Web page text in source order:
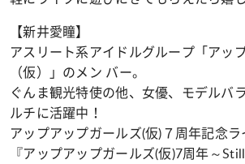
【新井愛瞳】
アスリート系アイドルグループ「アッ
（仮）」のメン バー。
ぐんま観光特使の他、女優、モデルバ
ルチに活躍中！
アップアップガールズ(仮)７周年記念ラ
『アップアップガールズ(仮)7周年～